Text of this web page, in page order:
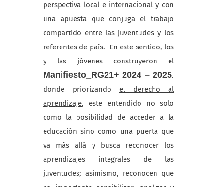
perspectiva local e internacional y con
una apuesta que conjuga el trabajo
compartido entre las juventudes y los
referentes de país. En este sentido, los
y las jóvenes construyeron el
Manifiesto_RG21+ 2024 – 2025,
donde priorizando el derecho al
aprendizaje, este entendido no solo
como la posibilidad de acceder a la
educación sino como una puerta que
va más allá y busca reconocer los
aprendizajes integrales de las
juventudes; asimismo, reconocen que